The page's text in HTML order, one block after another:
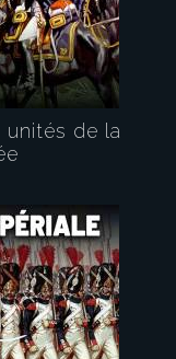
de la